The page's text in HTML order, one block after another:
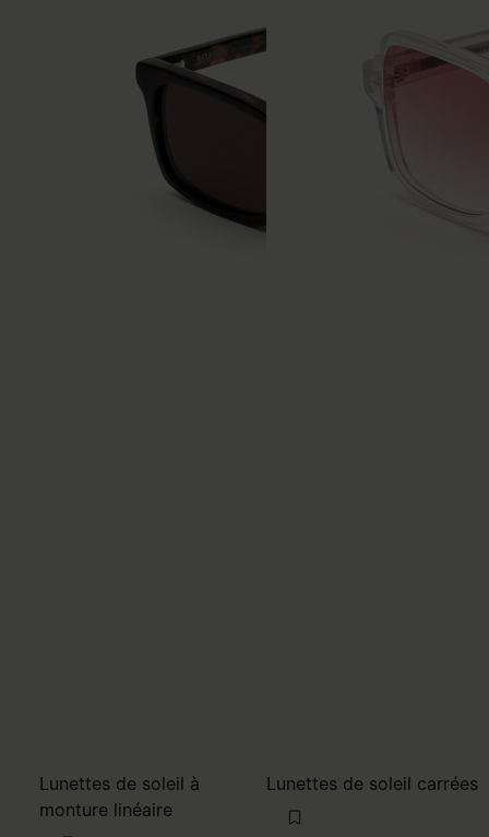
Lunettes de soleil à
monture linéaire
Lunettes de soleil carrées